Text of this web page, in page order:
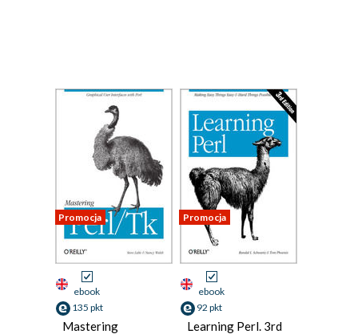
Promocja
ebook
135 pkt
Mastering
Promocja
ebook
92 pkt
Learning Perl. 3rd